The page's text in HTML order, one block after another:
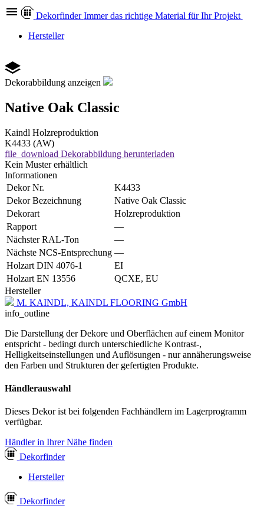
Dekorfinder Immer das richtige Material für Ihr Projekt
Hersteller
Dekorabbildung anzeigen
Native Oak Classic
Kaindl Holzreproduktion
K4433 (AW)
file_download Dekorabbildung herunterladen
Kein Muster erhältlich
Informationen
Dekor Nr.
K4433
Dekor Bezeichnung
Native Oak Classic
Dekorart
Holzreproduktion
Rapport
—
Nächster RAL-Ton
—
Nächste NCS-Entsprechung —
Holzart DIN 4076-1
EI
Holzart EN 13556
QCXE, EU
Hersteller
M. KAINDL, KAINDL FLOORING GmbH
info_outline
Die Darstellung der Dekore und Oberflächen auf einem Monitor
entspricht - bedingt durch unterschiedliche Kontrast-,
Helligkeitseinstellungen und Auflösungen - nur annäherungsweise
den Farben und Strukturen der gefertigten Produkte.
Händlerauswahl
Dieses Dekor ist bei folgenden Fachhändlern im Lagerprogramm
verfügbar.
Händler in Ihrer Nähe finden
Dekorfinder
Hersteller
Dekorfinder